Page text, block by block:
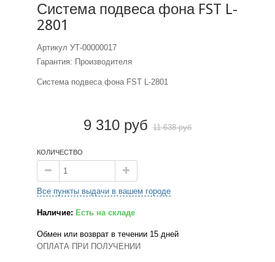
Система подвеса фона FST L-
2801
Артикул УТ-00000017
Гарантия: Производителя
Система подвеса фона FST L-2801
9 310 руб 11 638 руб
КОЛИЧЕСТВО
Все пункты выдачи в вашем городе
Наличие: Есть на складе
Обмен или возврат в течении 15 дней
ОПЛАТА ПРИ ПОЛУЧЕНИИ